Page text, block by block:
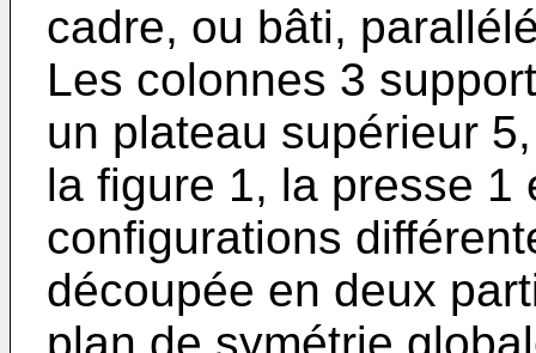
cadre, ou bâti,
Les colonnes 3
un plateau supérieur
la figure 1, la presse 1
configurations
découpée en deux